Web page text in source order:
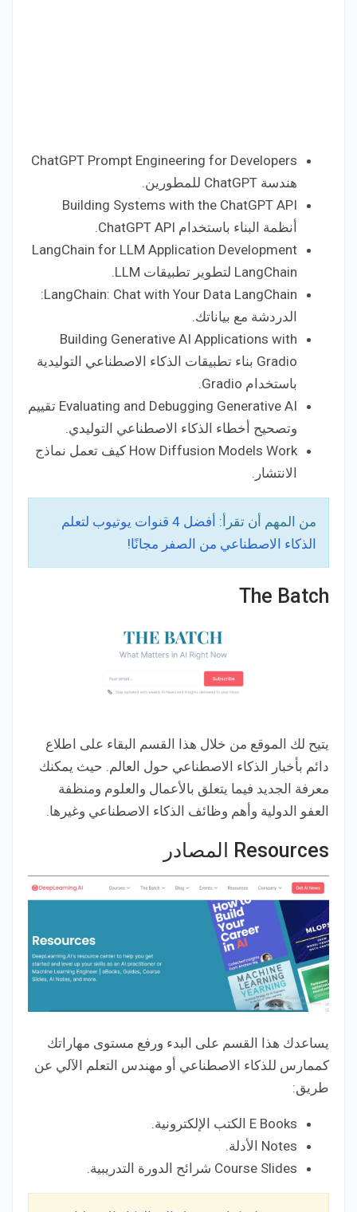
ChatGPT Prompt Engineering for Developers
هندسة ChatGPT للمطورين.
Building Systems with the ChatGPT API
أنظمة البناء باستخدام ChatGPT API.
LangChain for LLM Application Development
LangChain لتطوير تطبيقات LLM.
LangChain: Chat with Your Data LangChain:
الدردشة مع بياناتك.
Building Generative AI Applications with
Gradio بناء تطبيقات الذكاء الاصطناعي التوليدية
باستخدام Gradio.
Evaluating and Debugging Generative AI تقييم
وتصحيح أخطاء الذكاء الاصطناعي التوليدي.
How Diffusion Models Work كيف تعمل نماذج
الانتشار.
من المهم أن تقرأ:
أفضل 4 قنوات يوتيوب لتعلم
الذكاء الاصطناعي من الصفر مجانًا!
The Batch
يتيح لك الموقع من خلال هذا القسم البقاء على اطلاع
دائم بأخبار الذكاء الاصطناعي حول العالم. حيث يمكنك
معرفة الجديد فيما يتعلق بالأعمال والعلوم ومنظفة
العفو الدولية وأهم وظائف الذكاء الاصطناعي وغيرها.
Resources المصادر
يساعدك هذا القسم على البدء ورفع مستوى مهاراتك
كممارس للذكاء الاصطناعي أو مهندس التعلم الآلي عن
طريق:
E Books الكتب الإلكترونية.
Notes الأدلة.
Course Slides شرائح الدورة التدريبية.